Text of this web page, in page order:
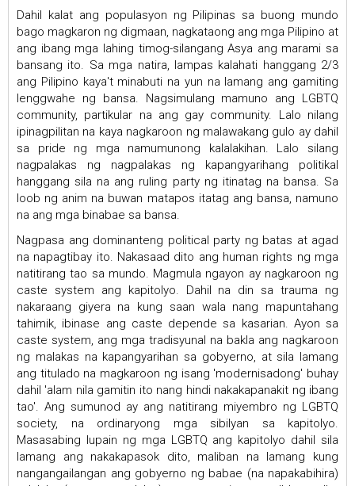
Dahil kalat ang populasyon ng Pilipinas sa buong mundo
bago magkaron ng digmaan, nagkataong ang mga Pilipino at
ang ibang mga lahing timog-silangang Asya ang marami sa
bansang ito. Sa mga natira, lampas kalahati hanggang 2/3
ang Pilipino kaya't minabuti na yun na lamang ang gamiting
lenggwahe ng bansa. Nagsimulang mamuno ang LGBTQ
community, partikular na ang gay community. Lalo nilang
ipinagpilitan na kaya nagkaroon ng malawakang gulo ay dahil
sa pride ng mga namumunong kalalakihan. Lalo silang
nagpalakas ng nagpalakas ng kapangyarihang politikal
hanggang sila na ang ruling party ng itinatag na bansa. Sa
loob ng anim na buwan matapos itatag ang bansa, namuno
na ang mga binabae sa bansa.
Nagpasa ang dominanteng political party ng batas at agad
na napagtibay ito. Nakasaad dito ang human rights ng mga
natitirang tao sa mundo. Magmula ngayon ay nagkaroon ng
caste system ang kapitolyo. Dahil na din sa trauma ng
nakaraang giyera na kung saan wala nang mapuntahang
tahimik, ibinase ang caste depende sa kasarian. Ayon sa
caste system, ang mga tradisyunal na bakla ang nagkaroon
ng malakas na kapangyarihan sa gobyerno, at sila lamang
ang titulado na magkaroon ng isang 'modernisadong' buhay
dahil 'alam nila gamitin ito nang hindi nakakapanakit ng ibang
tao'. Ang sumunod ay ang natitirang miyembro ng LGBTQ
society, na ordinaryong mga sibilyan sa kapitolyo.
Masasabing lupain ng mga LGBTQ ang kapitolyo dahil sila
lamang ang nakakapasok dito, maliban na lamang kung
nangangailangan ang gobyerno ng babae (na napakabihira)